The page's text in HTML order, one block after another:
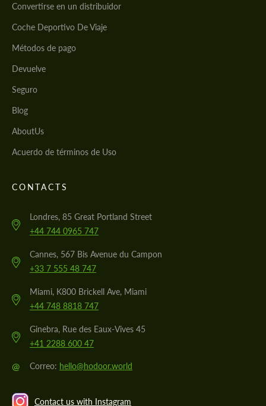
Convertirse en un distribuidor
Coche Deportivo De Viaje
Métodos de pago
Devuelve
Seguro
Blog
AboutUs
Acuerdo de términos de Uso
CONTACTS
Londres, 85 Great Portland Street
+44 744 0965 747
Cannes, 567 Bis Avenue du Campon
+33 7 555 48 747
Miami, K800 Brickell Ave, Miami
+44 748 8818 747
Ginebra, Rue des Eaux-Vives 45
+41 2288 600 47
@ Correo: hello@hodoor.world
Contact us with Instagram